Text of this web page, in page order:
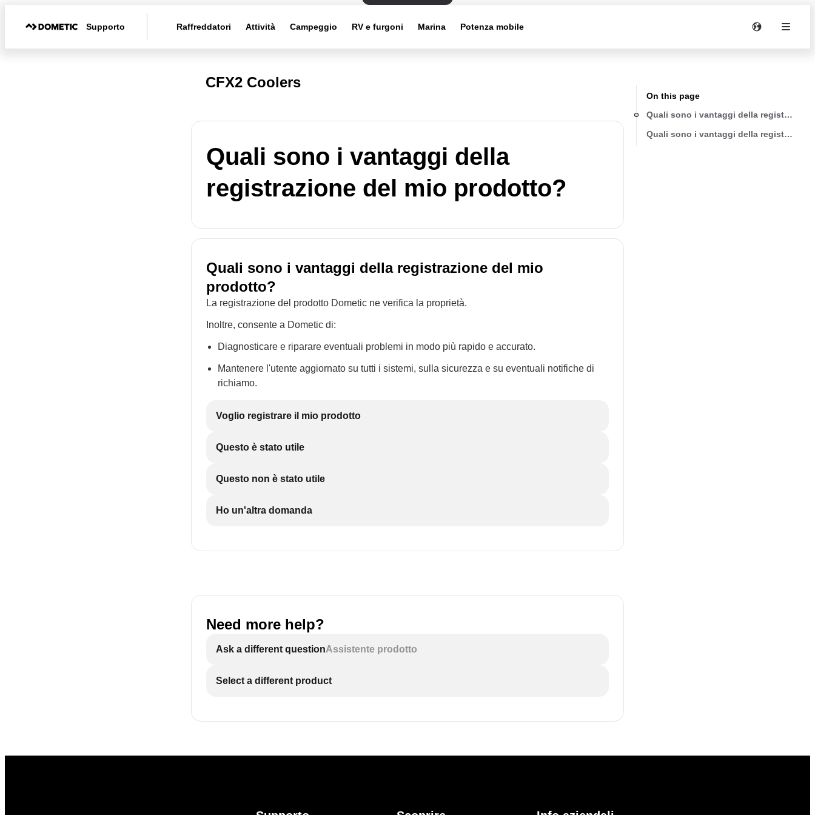
Supporto Raffreddatori Attività Campeggio RV e furgoni Marina Potenza mobile
CFX2 Coolers
Quali sono i vantaggi della
registrazione del mio prodotto?
Quali sono i vantaggi della registrazione del mio
prodotto?
La registrazione del prodotto Dometic ne verifica la proprietà.
Inoltre, consente a Dometic di:
Diagnosticare e riparare eventuali problemi in modo più rapido e accurato.
Mantenere l'utente aggiornato su tutti i sistemi, sulla sicurezza e su eventuali notifiche di
richiamo.
Voglio registrare il mio prodotto
Questo è stato utile
Questo non è stato utile
Ho un'altra domanda
Need more help?
Ask a different questionAssistente prodotto
Select a different product
On this page
Quali sono i vantaggi della
Quali sono i vantaggi della